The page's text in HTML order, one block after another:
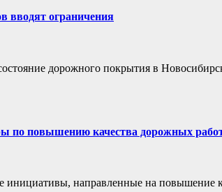
вводят ограничения
дорожного покрытия в
по повышению качества дорожных
инициативы, направленные на повышение